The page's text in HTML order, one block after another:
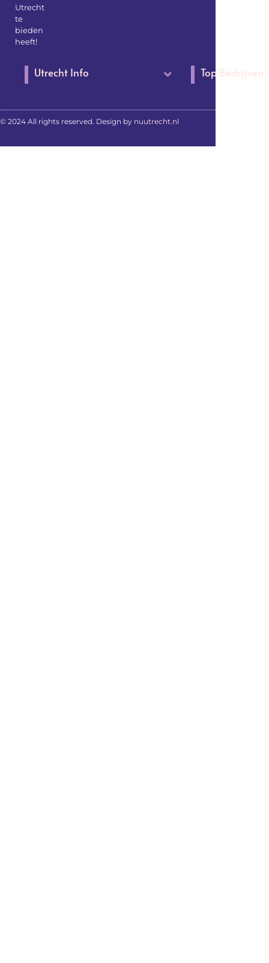
Utrecht
te
bieden
heeft!
Utrecht Info Top Bedrijven
© 2024 All rights reserved. Design by nuutrecht.nl